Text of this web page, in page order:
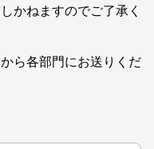
かねますのでご了承く
から各部門にお送りくだ